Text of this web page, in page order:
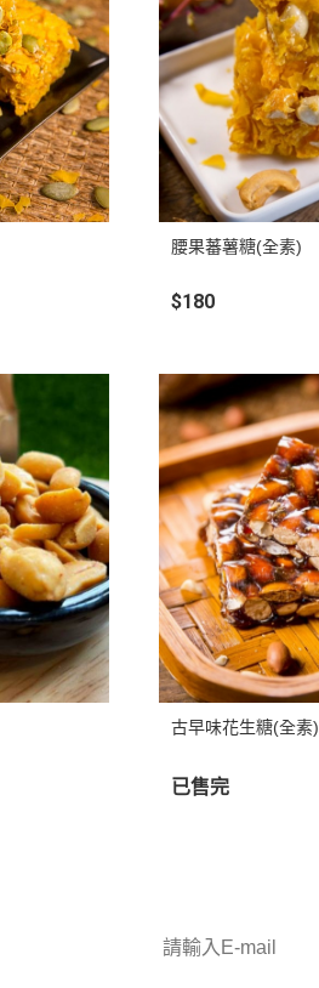
腰果蕃薯糖(全素)
$180
古早味花生糖(全素)
已售完